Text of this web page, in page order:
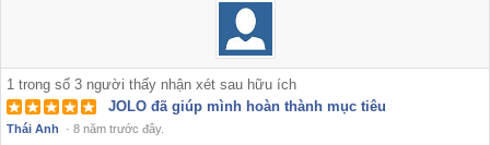
1 trong số 3 người thấy nhận xét sau hữu ích
JOLO đã giúp mình hoàn thành mục tiêu
Thái Anh · 8 năm trước đây.